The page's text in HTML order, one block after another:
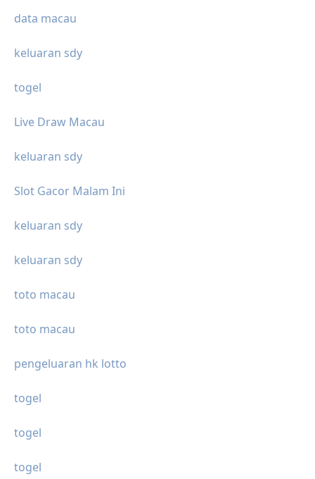
data macau
keluaran sdy
togel
Live Draw Macau
keluaran sdy
Slot Gacor Malam Ini
keluaran sdy
keluaran sdy
toto macau
toto macau
pengeluaran hk lotto
togel
togel
togel